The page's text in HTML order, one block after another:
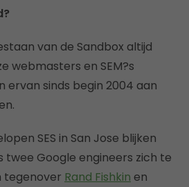
van de Sandbox altijd
webmasters en SEM?s
ervan sinds begin 2004 aan
SES in San Jose blijken
twee Google engineers zich te
tegenover Rand Fishkin en